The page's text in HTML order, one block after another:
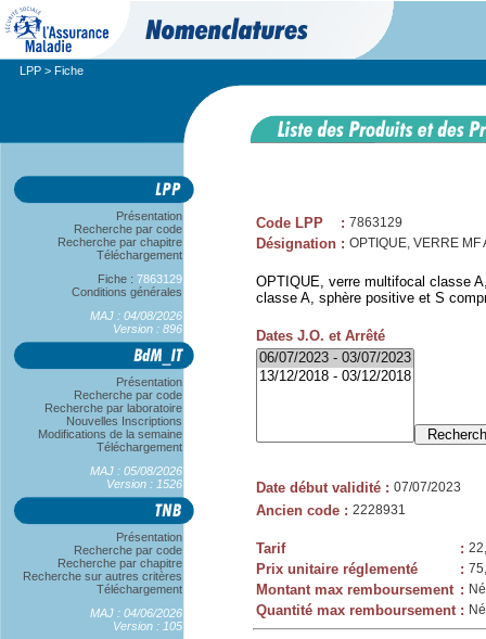
LPP > Fiche
Présentation
Recherche par code
Recherche par chapitre
Téléchargement
Fiche : 7863129
Conditions générales
MAJ : 04/08/2026
Version : 896
Présentation
Recherche par code
Recherche par laboratoire
Nouvelles Inscriptions
Modifications de la semaine
Téléchargement
MAJ : 05/08/2026
Version : 1526
Présentation
Recherche par code
Recherche par chapitre
Recherche sur autres critères
Téléchargement
MAJ : 04/06/2026
Version : 105
Code LPP : 7863129
Désignation : OPTIQUE, VERRE MF
OPTIQUE, verre multifocal classe
classe A, sphère positive et S
Dates J.O. et Arrêté
Date début validité : 07/07/2023
Ancien code : 2228931
Tarif :
Prix unitaire réglementé :
Montant max remboursement :
Quantité max remboursement :